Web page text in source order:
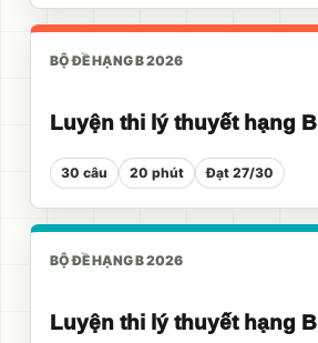
BỘ ĐỀ HẠNG B 2026
Luyện thi lý thuyết hạng B
30 câu 20 phút Đạt 27/30
BỘ ĐỀ HẠNG B 2026
Luyện thi lý thuyết hạng B